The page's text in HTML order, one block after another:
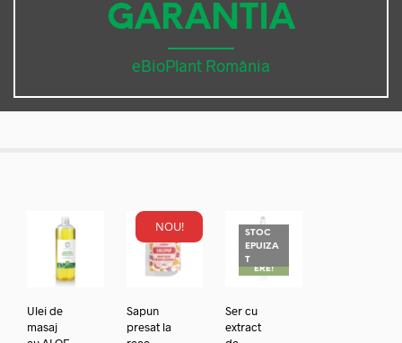
GARANTIA
eBioPlant România
Ulei de
masaj
NOU!
Sapun
presat la
STOC
EPUIZA
TREDUC
ERE!
Ser cu
extract